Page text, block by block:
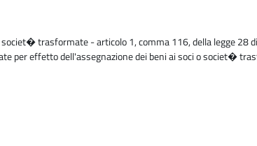
trasformate - articolo 1, comma 116, della legge 28
per effetto dell'assegnazione dei beni ai soci o societ�